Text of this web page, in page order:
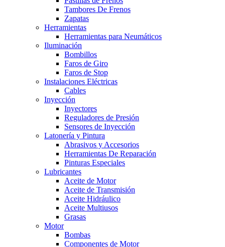
Tambores De Frenos
Zapatas
Herramientas
Herramientas para Neumáticos
Iluminación
Bombillos
Faros de Giro
Faros de Stop
Instalaciones Eléctricas
Cables
Inyección
Inyectores
Reguladores de Presión
Sensores de Inyección
Latonería y Pintura
Abrasivos y Accesorios
Herramientas De Reparación
Pinturas Especiales
Lubricantes
Aceite de Motor
Aceite de Transmisión
Aceite Hidráulico
Aceite Multiusos
Grasas
Motor
Bombas
Componentes de Motor